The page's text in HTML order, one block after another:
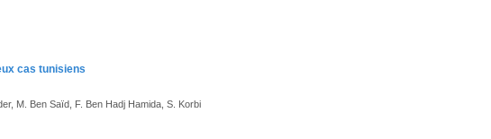
cas tunisiens
M. Ben Saïd, F. Ben Hadj Hamida, S. Korbi